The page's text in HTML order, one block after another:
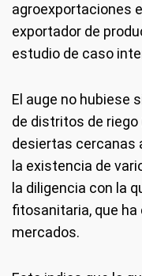
agroexportaciones
exportador de
estudio de caso
El auge no hubiese
de distritos de
desiertas cercanas
la existencia de
la diligencia con la
fitosanitaria, que
mercados.